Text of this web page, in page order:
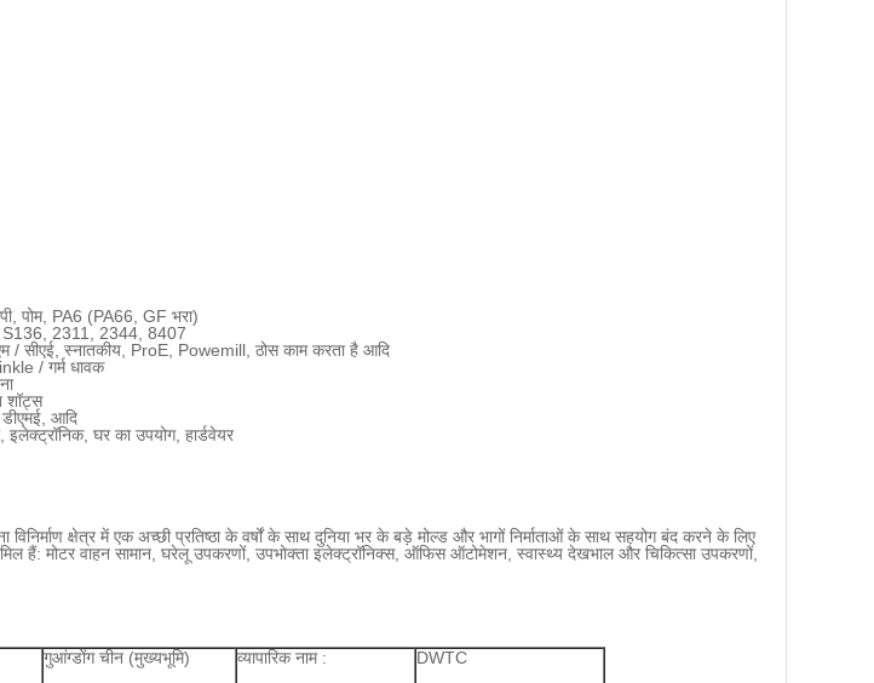
पोम, PA6 (PA66, GF भरा)
S136, 2311, 2344, 8407
/ सीएई, स्नातकीय, ProE, Powemill, ठोस काम करता है आदि
/ गर्म धावक
शॉट्स
आदि
घर का उपयोग, हार्डवेयर
क्षेत्र में एक अच्छी प्रतिष्ठा के वर्षों के साथ दुनिया भर के बड़े मोल्ड और भागों निर्माताओं के साथ सहयोग बंद करने के लिए
हैं: मोटर वाहन सामान, घरेलू उपकरणों, उपभोक्ता इलेक्ट्रॉनिक्स, ऑफिस ऑटोमेशन, स्वास्थ्य देखभाल और चिकित्सा उपकरणों,
गुआंग्डोंग चीन (मुख्यभूमि) व्यापारिक नाम : DWTC